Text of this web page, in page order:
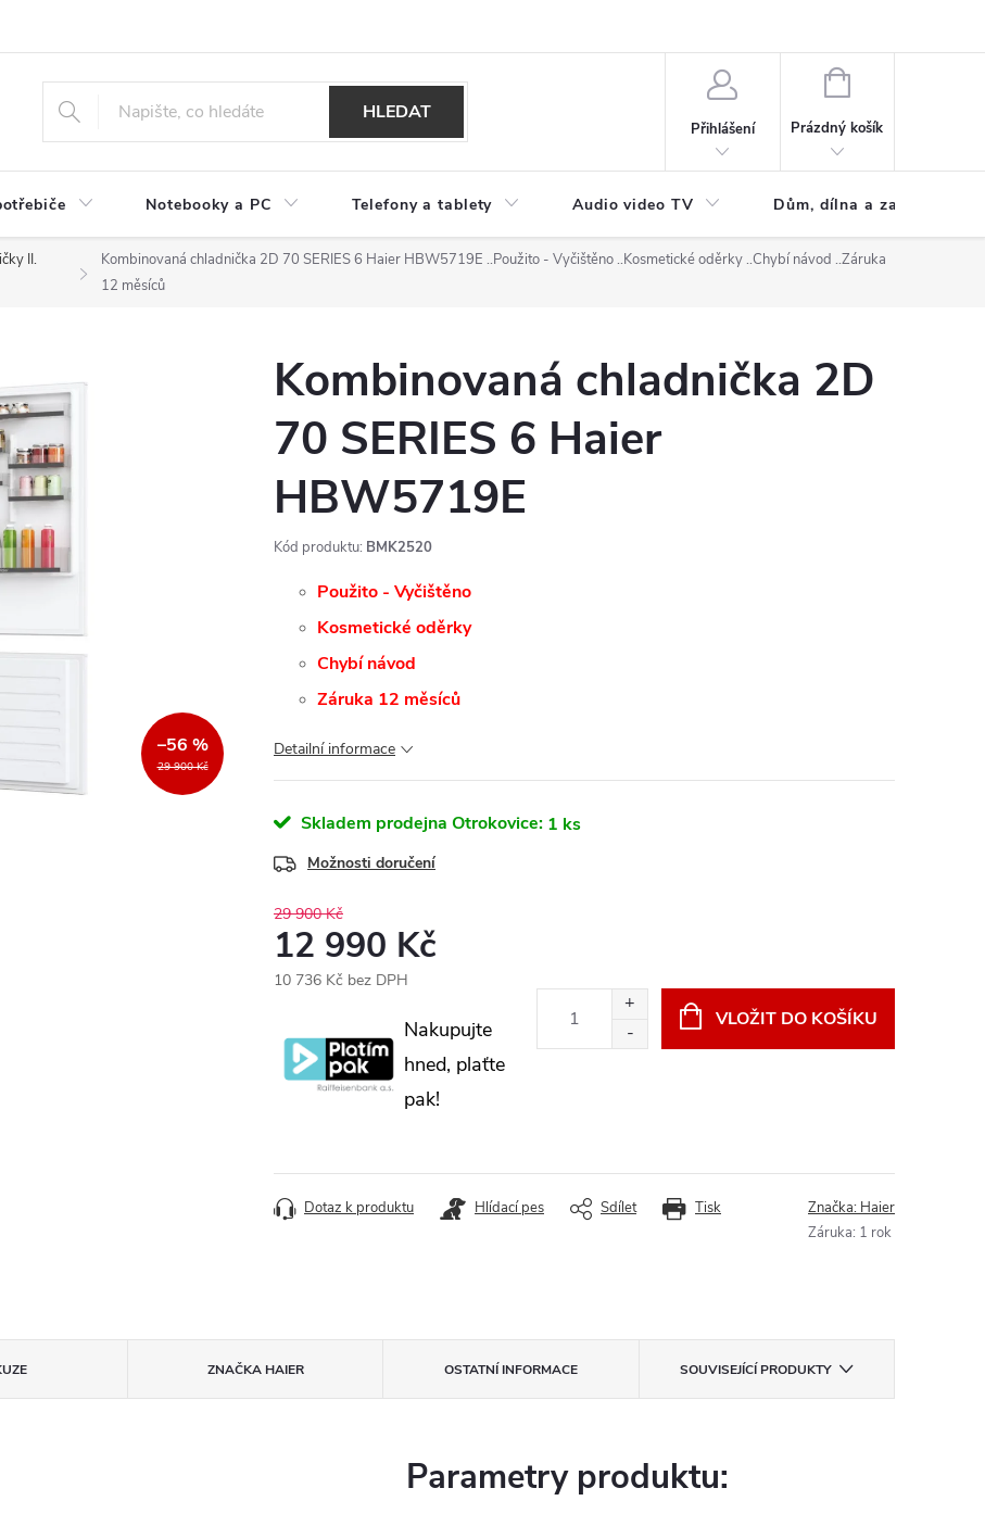
HLEDAT
Přihlášení
NÁKUPNÍ
Prázdný košík
Notebooky a PC Telefony a tablety Audio video TV Dům, dílna a zahrada
II.
Kombinovaná chladnička 2D 70 SERIES 6 Haier HBW5719E..Použito - Vyčištěno ..Kosmetické oděrky ..Chybí návod ..Záruka
12 měsíců
29 900 Kč
–56 %
Kombinovaná chladnička 2D
70 SERIES 6 Haier
HBW5719E
Kód produktu: BMK2520
Použito - Vyčištěno
Kosmetické oděrky
Chybí návod
Záruka 12 měsíců
Detailní informace
Skladem prodejna Otrokovice: 1 ks
Možnosti doručení
29 900 Kč
12 990 Kč
10 736 Kč bez DPH
Nakupujte
hned, plaťte
pak!
VLOŽIT DO KOŠÍKU
Tisk
Dotaz k produktu Hlídací pes Sdílet Značka: Haier
Záruka: 1 rok
ZNAČKAHAIER OSTATNÍ INFORMACE SOUVISEJÍCÍ PRODUKTY
Parametry produktu: